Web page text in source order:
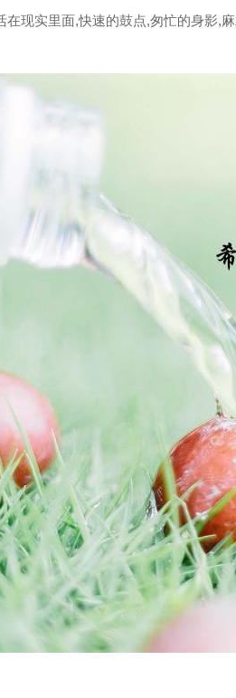
现实里面,快速的鼓点,匆忙的身影,